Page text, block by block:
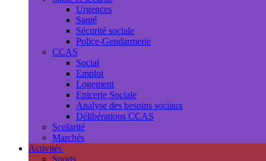
Urgences
Santé
Sécurité sociale
Police-Gendarmerie
CCAS
Social
Emploi
Logement
Epicerie Sociale
Analyse des besoins sociaux
Délibérations CCAS
Scolarité
Marchés
Activités
Sports